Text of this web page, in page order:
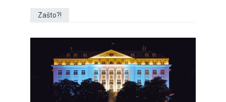
Zašto?!